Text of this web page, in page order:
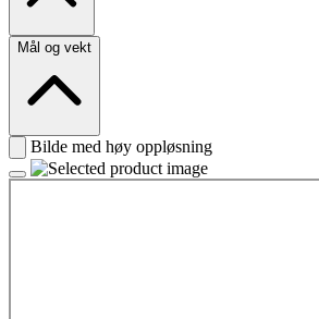
Mål og vekt
Bilde med høy oppløsning